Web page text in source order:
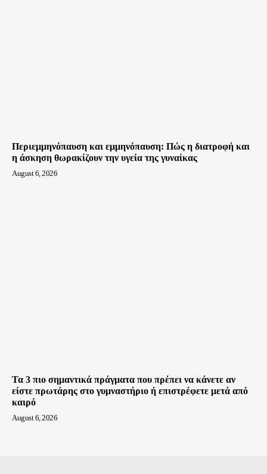
Περιεμμηνόπαυση και εμμηνόπαυση: Πώς η διατροφή και
η άσκηση θωρακίζουν την υγεία της γυναίκας
August 6, 2026
Τα 3 πιο σημαντικά πράγματα που πρέπει να κάνετε αν
είστε πρωτάρης στο γυμναστήριο ή επιστρέφετε μετά από
καιρό
August 6, 2026